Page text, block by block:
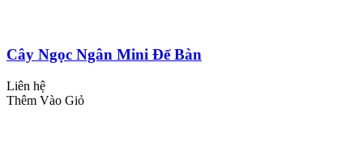
Cây Ngọc Ngân Mini Để Bàn
Liên hệ
Thêm Vào Giỏ